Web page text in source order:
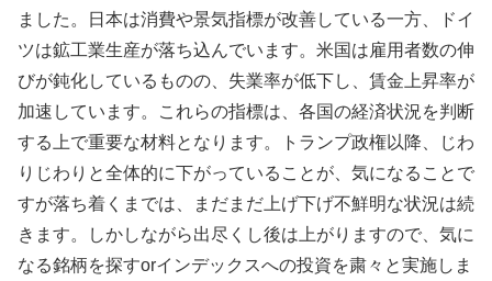
ました。日本は消費や景気指標が改善している一方、ドイ
ツは鉱工業生産が落ち込んでいます。米国は雇用者数の伸
びが鈍化しているものの、失業率が低下し、賃金上昇率が
加速しています。これらの指標は、各国の経済状況を判断
する上で重要な材料となります。トランプ政権以降、じわ
りじわりと全体的に下がっていることが、気になることで
すが落ち着くまでは、まだまだ上げ下げ不鮮明な状況は続
きます。しかしながら出尽くし後は上がりますので、気に
なる銘柄を探すorインデックスへの投資を粛々と実施しま